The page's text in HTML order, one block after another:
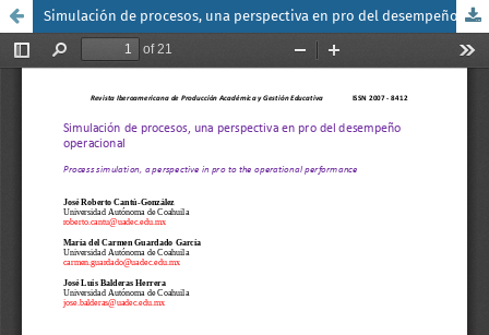
Simulación de procesos, una perspectiva en pro del desempeño operacional